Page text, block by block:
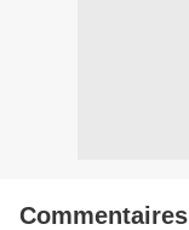
Commentaires